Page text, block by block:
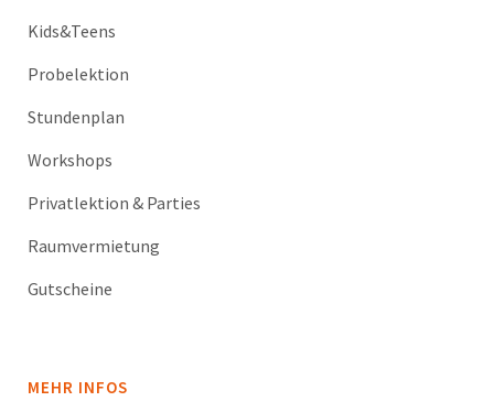
Kids&Teens
Probelektion
Stundenplan
Workshops
Privatlektion & Parties
Raumvermietung
Gutscheine
MEHR INFOS